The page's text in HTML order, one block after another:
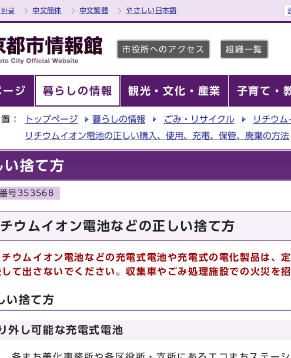
한글 中文簡体 中文繁體 やさしい日本語
市役所へのアクセス 組織一覧
ージ 暮らしの情報 観光・文化・産業 子育て・
： トップページ 暮らしの情報 ごみ・リサイクル
リチウ
リチウムイオン電池の正しい購入、使用、充電、保管、廃棄の方法
い捨て方
号353568
ウムイオン電池などの正しい捨て方
ウムイオン電池などの充電式電池や充電式の電化製品は、
して出さないでください。収集車やごみ処理施設での 火災を
い捨て方
外し可能な充電式電池